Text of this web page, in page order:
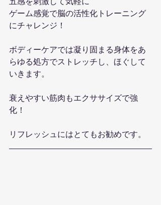
五感を刺激して気軽に
ゲーム感覚で脳の活性化トレーニング
にチャレンジ！
ボディーケアでは凝り固まる身体をあ
らゆる処方でストレッチし、ほぐして
いきます。
衰えやすい筋肉もエクササイズで強
化！
リフレッシュにはとてもお勧めです。